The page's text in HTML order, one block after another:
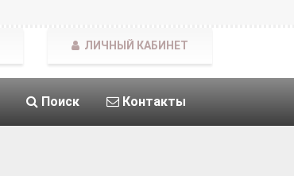
Поиск Контакты
ЛИЧНЫЙ КАБИНЕТ